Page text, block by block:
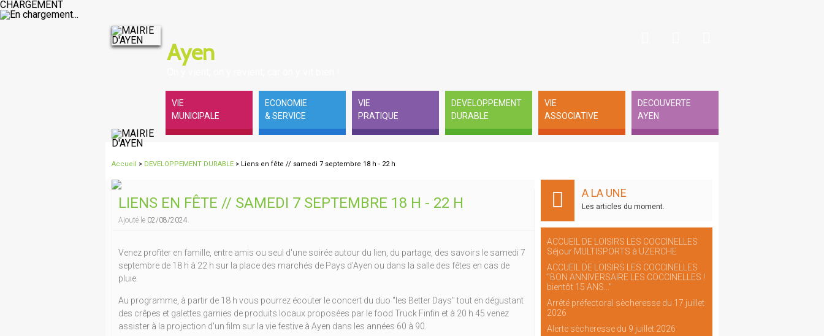
CHARGEMENT
Ayen
VIE
MUNICIPALE
ECONOMIE
& SERVICE
VIE
PRATIQUE
DEVELOPPEMENT
DURABLE
VIE
ASSOCIATIVE
DECOUVERTE
AYEN
Accueil > DEVELOPPEMENT DURABLE > Liens en fête // samedi 7 septembre 18 h - 22 h
LIENS EN FÊTE // SAMEDI 7 SEPTEMBRE 18 H - 22 H
Ajouté le 02/08/2024.
Venez profiter en famille, entre amis ou seul d'une soirée autour du lien, du partage, des savoirs le samedi 7
septembre de 18 h à 22 h sur la place des marchés de Pays d'Ayen ou dans la salle des fêtes en cas de
pluie.
Au programme, à partir de 18 h vous pourrez écouter le concert du duo "les Better Days" tout en dégustant
des crêpes et galettes garnies de produits locaux proposées par le food Truck Finfin et à 20 h 45 venez
assister à la projection d'un film sur la vie festive à Ayen dans les années 60 à 90.
A LA UNE
Les articles du moment.
ACCUEIL DE LOISIRS LES COCCINELLES
Séjour MULTISPORTS à UZERCHE
ACCUEIL DE LOISIRS LES COCCINELLES
"BON ANNIVERSAIRE LES COCCINELLES !
bientôt 15 ANS..."
Arrêté préfectoral sècheresse du 17 juillet
2026
Alerte sècheresse du 9 juillet 2026